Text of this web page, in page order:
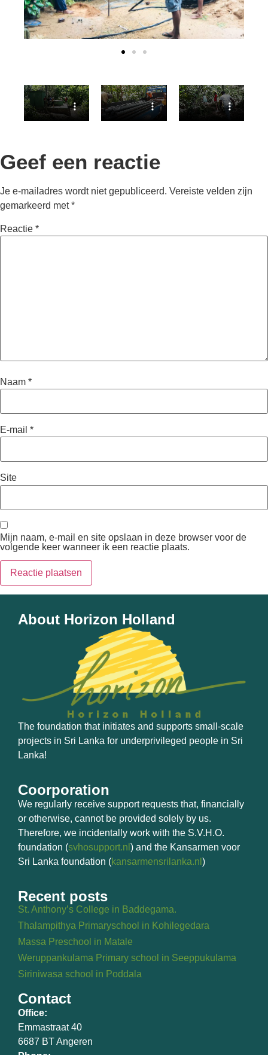
Geef een reactie
Je e-mailadres wordt niet gepubliceerd. Vereiste velden zijn
gemarkeerd met*
Reactie *
Naam *
E-mail *
Site
Mijn naam, e-mail en site opslaan in deze browser voor de
volgende keer wanneer ik een reactie plaats.
About Horizon Holland
The foundation that initiates and supports small-scale
projects in Sri Lanka for underprivileged people in Sri
Lanka!
Coorporation
We regularly receive support requests that, financially
or otherwise, cannot be provided solely by us.
Therefore, we incidentally work with the S.V.H.O.
foundation (svhosupport.nl ) and the Kansarmen voor
Sri Lanka foundation (kansarmensrilanka.nl )
Recent posts
St. Anthony’s College in Baddegama.
Thalampithya Primaryschool in Kohilegedara
Massa Preschool in Matale
Weruppankulama Primary school in Seeppukulama
Siriniwasa school in Poddala
Contact
Office:
Emmastraat 40
6687 BT Angeren